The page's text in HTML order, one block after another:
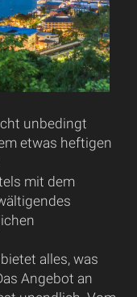
unbedingt
etwas heftigen
mit dem
alles, was
Angebot an